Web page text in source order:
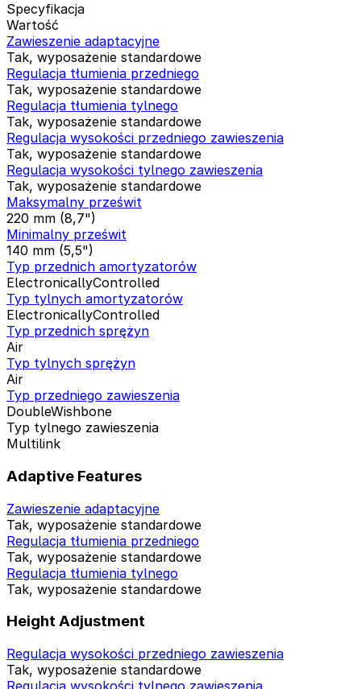
Specyfikacja
Wartość
Zawieszenie adaptacyjne
Tak, wyposażenie standardowe
Regulacja tłumienia przedniego
Tak, wyposażenie standardowe
Regulacja tłumienia tylnego
Tak, wyposażenie standardowe
Regulacja wysokości przedniego zawieszenia
Tak, wyposażenie standardowe
Regulacja wysokości tylnego zawieszenia
Tak, wyposażenie standardowe
Maksymalny prześwit
220 mm (8,7")
Minimalny prześwit
140 mm (5,5")
Typ przednich amortyzatorów
ElectronicallyControlled
Typ tylnych amortyzatorów
ElectronicallyControlled
Typ przednich sprężyn
Air
Typ tylnych sprężyn
Air
Typ przedniego zawieszenia
DoubleWishbone
Typ tylnego zawieszenia
Multilink
Adaptive Features
Zawieszenie adaptacyjne
Tak, wyposażenie standardowe
Regulacja tłumienia przedniego
Tak, wyposażenie standardowe
Regulacja tłumienia tylnego
Tak, wyposażenie standardowe
Height Adjustment
Regulacja wysokości przedniego zawieszenia
Tak, wyposażenie standardowe